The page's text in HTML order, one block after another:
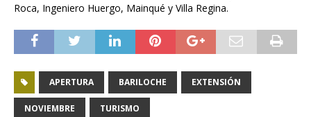
Roca, Ingeniero Huergo, Mainqué y Villa Regina.
APERTURA BARILOCHE EXTENSIÓN
NOVIEMBRE TURISMO